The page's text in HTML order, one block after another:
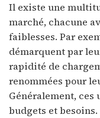
Il existe une
marché, chacune
faiblesses. Par
démarquent par
rapidité de
renommées pour
Généralement,
budgets et besoins.